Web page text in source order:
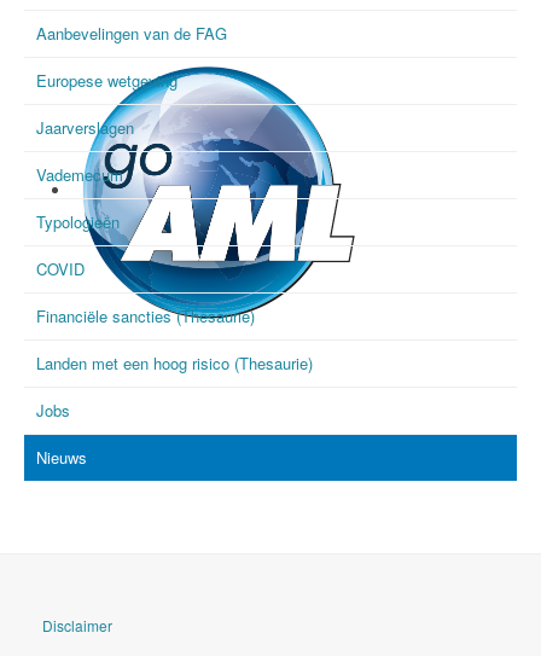
Aanbevelingen van de FAG
Europese wetgeving
Jaarverslagen
Vademecum
Typologieën
COVID
Financiële sancties (Thesaurie)
Landen met een hoog risico (Thesaurie)
Jobs
Nieuws
Disclaimer